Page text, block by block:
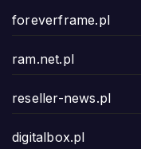
foreverframe.pl
ram.net.pl
reseller-news.pl
digitalbox.pl